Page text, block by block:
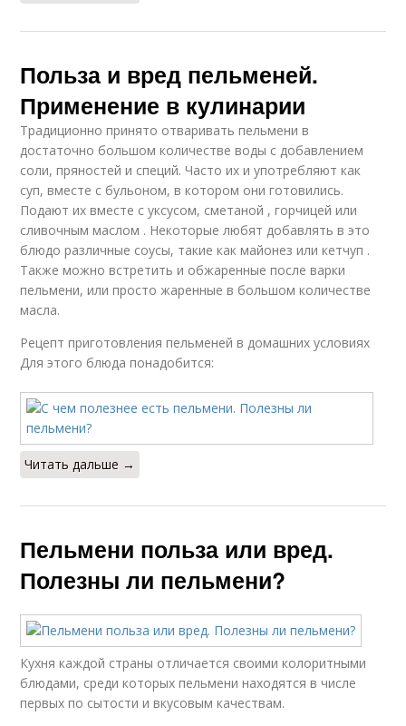
Польза и вред пельменей.
Применение в кулинарии
Традиционно принято отваривать пельмени в
достаточно большом количестве воды с добавлением
соли, пряностей и специй. Часто их и употребляют как
суп, вместе с бульоном, в котором они готовились.
Подают их вместе с уксусом, сметаной , горчицей или
сливочным маслом . Некоторые любят добавлять в это
блюдо различные соусы, такие как майонез или кетчуп .
Также можно встретить и обжаренные после варки
пельмени, или просто жаренные в большом количестве
масла.
Рецепт приготовления пельменей в домашних условиях
Для этого блюда понадобится:
Читать дальше →
Пельмени польза или вред.
Полезны ли пельмени?
Кухня каждой страны отличается своими колоритными
блюдами, среди которых пельмени находятся в числе
первых по сытости и вкусовым качествам.